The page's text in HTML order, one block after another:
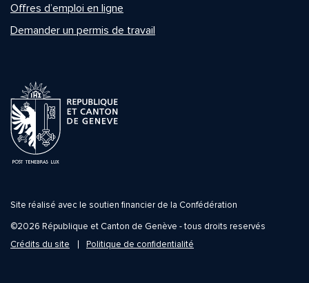
Offres d’emploi en ligne
Demander un permis de travail
Site réalisé avec le soutien financier de la Confédération
©2026 République et Canton de Genève - tous droits reservés
Crédits du site
Politique de confidentialité